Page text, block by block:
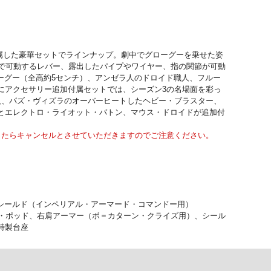
た豪華セットでラインナップ。劇中でグローグーを乗せた姿
動するレバー、露出したパイプやワイヤー、指の関節が可動
ー（全高約5センチ）、アンゼラ人のドロイド職人、フルー
クセサリー追加付属セットでは、シーズン3の名場面を彩っ
ズ・ヴィズラのオーバーヒートしたヘビー・ブラスター、
レクトロ・ライオット・バトン、マウス・ドロイドが追加付
キャンセルとさせていただきますのでご注意ください。
ルド（インペリアル・アーマード・コマンドー用）
ッド、右肩アーマー（ボ＝カターン・クライズ用）、シール
製台座